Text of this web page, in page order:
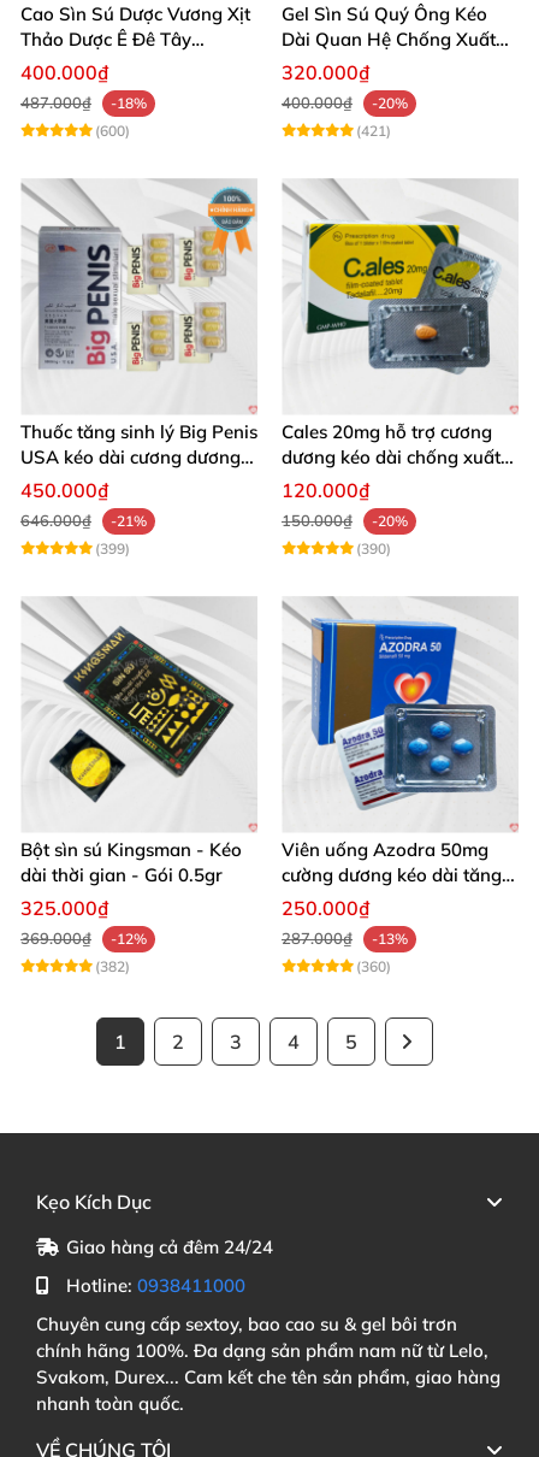
Cao Sìn Sú Dược Vương Xịt
Thảo Dược Ê Đê Tây
Nguyên Hỗ Trợ Xuất Tinh
400.000₫
487.000₫
-18%
(600)
Gel Sìn Sú Quý Ông Kéo
Dài Quan Hệ Chống Xuất
Tinh Sớm
320.000₫
400.000₫
-20%
(421)
Thuốc tăng sinh lý Big Penis
USA kéo dài cương dương
chống xuất tinh sớm
450.000₫
646.000₫
-21%
(399)
Cales 20mg hỗ trợ cương
dương kéo dài chống xuất
tinh sớm thành phần
120.000₫
150.000₫
-20%
(390)
Bột sìn sú Kingsman - Kéo
dài thời gian - Gói 0.5gr
325.000₫
369.000₫
-12%
(382)
Viên uống Azodra 50mg
cường dương kéo dài tăng
sinh lý nam
250.000₫
287.000₫
-13%
(360)
1 2 3 4 5
Kẹo Kích Dục
Giao hàng cả đêm 24/24
Hotline: 0938411000
Chuyên cung cấp sextoy, bao cao su & gel bôi trơn
chính hãng 100%. Đa dạng sản phẩm nam nữ từ Lelo,
Svakom, Durex... Cam kết che tên sản phẩm, giao hàng
nhanh toàn quốc.
VỀ CHÚNG TÔI